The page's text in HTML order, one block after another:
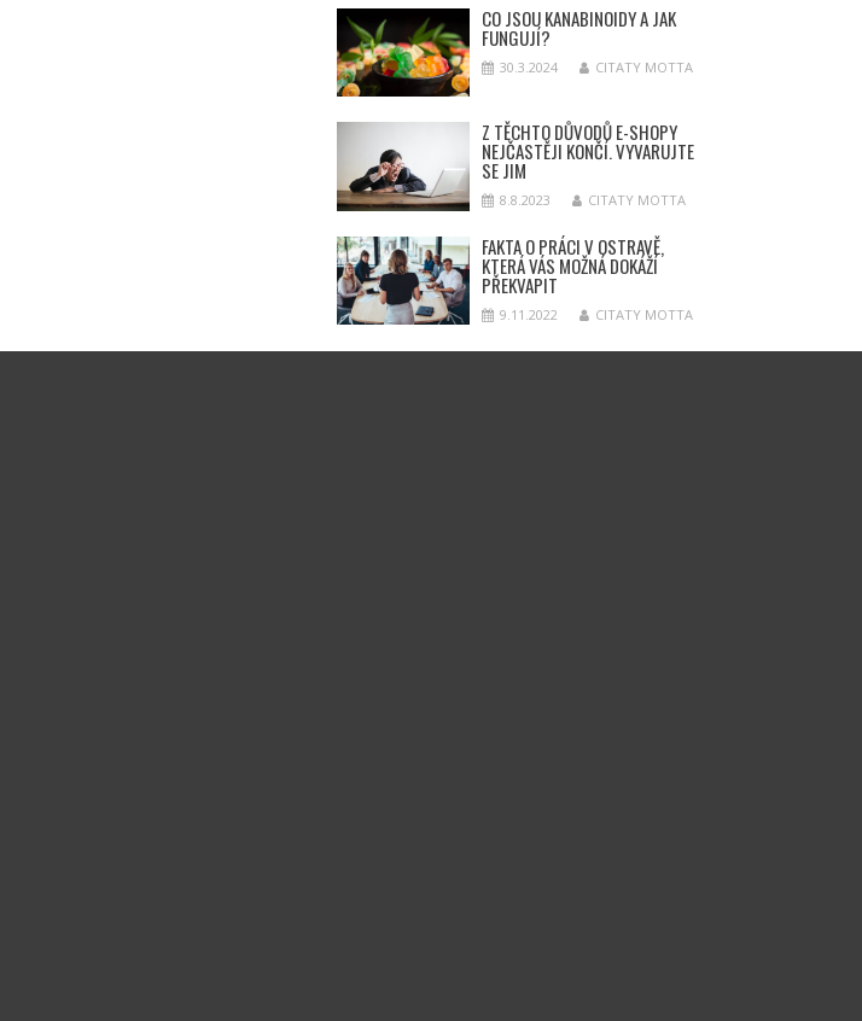
CO JSOU KANABINOIDY A JAK
FUNGUJÍ?
30.3.2024 CITATY MOTTA
Z TĚCHTO DŮVODŮ E-SHOPY
NEJČASTĚJI KONČÍ. VYVARUJTE
SE JIM
8.8.2023 CITATY MOTTA
FAKTA O PRÁCI V OSTRAVĚ,
KTERÁ VÁS MOŽNÁ DOKÁŽÍ
PŘEKVAPIT
9.11.2022 CITATY MOTTA